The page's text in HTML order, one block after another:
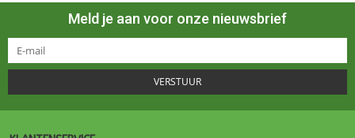
Meld je aan voor onze nieuwsbrief
VERSTUUR